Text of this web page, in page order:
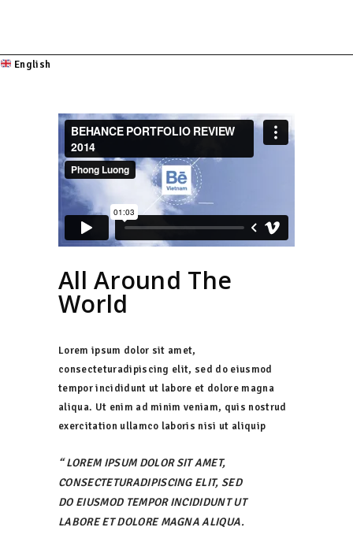
English
All Around The
World
Lorem ipsum dolor sit amet,
consecteturadipiscing elit, sed do eiusmod
tempor incididunt ut labore et dolore magna
aliqua. Ut enim ad minim veniam, quis nostrud
exercitation ullamco laboris nisi ut aliquip
LOREM IPSUM DOLOR SIT AMET,
CONSECTETURADIPISCING ELIT, SED
DO EIUSMOD TEMPOR INCIDIDUNT UT
LABORE ET DOLORE MAGNA ALIQUA.